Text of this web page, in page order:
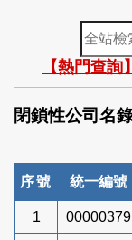
全
站
檢
索
【熱門查
閉鎖性公司名
序號 統一編號
1 00000379